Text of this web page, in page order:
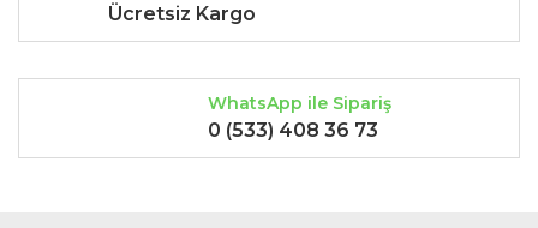
Gönder
Ücretsiz Kargo
WhatsApp ile Sipariş
0 (533) 408 36 73